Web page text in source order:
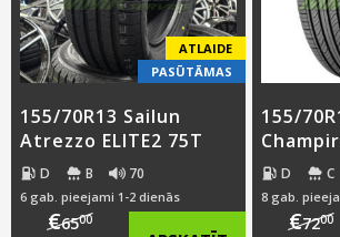
ATLAIDE
PASŪTĀMAS
155/70R13 Sailun
Atrezzo ELITE2 75T
D B 70
6 gab. pieejami 1-2 dienās
€6500
155/
D C
8 gab.
€7200